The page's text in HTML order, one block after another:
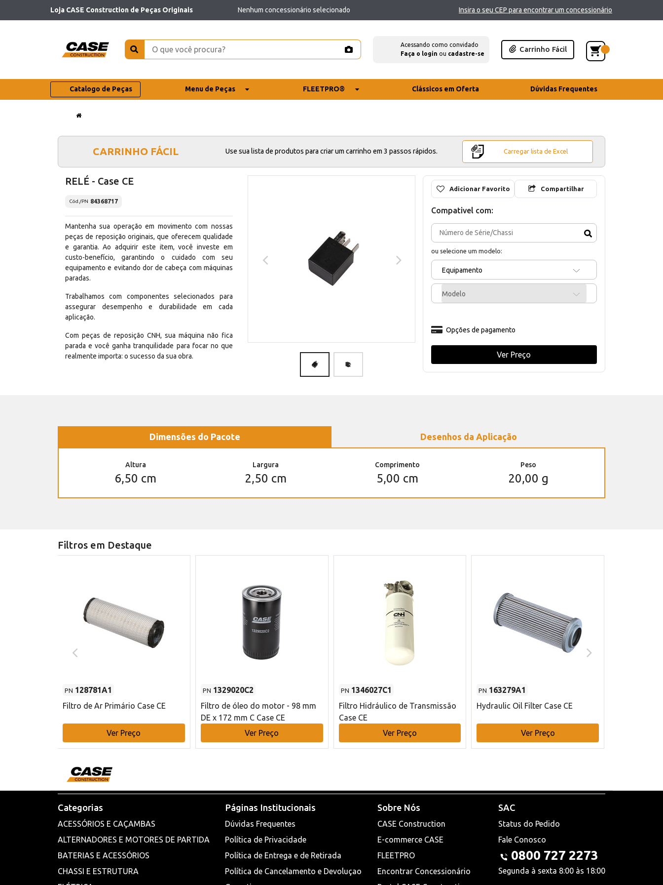
Loja CASE Construction de Peças Originais Nenhum concessionário selecionado Insira o seu CEP para encontrar um concessionário
Acessando como convidado
Faça o login ou cadastre-se
Carrinho Fácil
Catalogo de Peças Menu de Peças FLEETPRO® Clássicos em Oferta Dúvidas Frequentes
CARRINHO FÁCIL Use sua lista de produtos para criar um carrinho em 3 passos rápidos. Carregar lista de Excel
RELÉ - Case CE
Cód./PN 84368717
Mantenha sua operação em movimento com nossas
peças de reposição originais, que oferecem qualidade
e garantia. Ao adquirir este item, você investe em
custo-benefício, garantindo o cuidado com seu
equipamento e evitando dor de cabeça com máquinas
paradas.
Trabalhamos com componentes selecionados para
assegurar desempenho e durabilidade em cada
aplicação.
Com peças de reposição CNH, sua máquina não fica
parada e você ganha tranquilidade para focar no que
realmente importa: o sucesso da sua obra.
Adicionar Favorito Compartilhar
Compativel com:
ou selecione um modelo:
Equipamento
Modelo
Opções de pagamento
Ver Preço
Dimensões do Pacote Desenhos da Aplicação
Altura
6,50 cm
Largura
2,50 cm
Comprimento
5,00 cm
Peso
20,00 g
Filtros em Destaque
PN 128781A1
Filtro de Ar Primário Case CE
Ver Preço
PN 1329020C2
Filtro de óleo do motor - 98 mm
DE x 172 mm C Case CE
Ver Preço
PN 1346027C1
Filtro Hidráulico de Transmissão
Case CE
Ver Preço
PN 163279A1
Hydraulic Oil Filter Case CE
Ver Preço
Categorias
ACESSÓRIOS E CAÇAMBAS
ALTERNADORES E MOTORES DE PARTIDA
BATERIAS E ACESSÓRIOS
CHASSI E ESTRUTURA
Páginas Institucionais
Dúvidas Frequentes
Política de Privacidade
Política de Entrega e de Retirada
Política de Cancelamento e Devoluçao
Sobre Nós
CASE Construction
E-commerce CASE
FLEETPRO
Encontrar Concessionário
SAC
Status do Pedido
Fale Conosco
0800 727 2273
Segunda à sexta 8:00 às 18:00